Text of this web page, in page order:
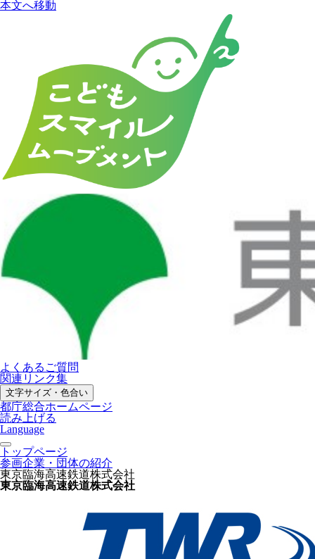
本文へ移動
よくあるご質問
関連リンク集
文字サイズ・色合い
都庁総合ホームページ
読み上げる
Language
トップページ
参画企業・団体の紹介
東京臨海高速鉄道株式会社
東京臨海高速鉄道株式会社